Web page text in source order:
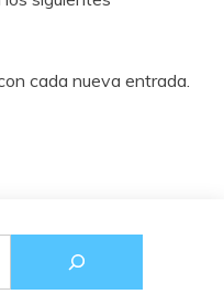
cada nueva entrada.